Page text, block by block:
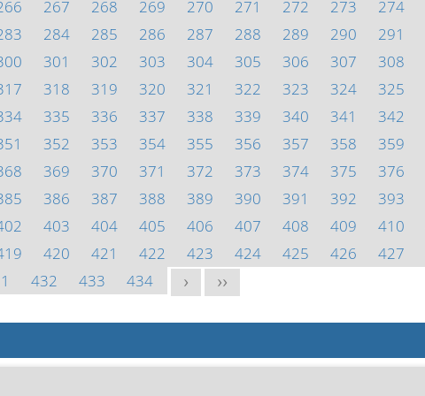
267 268 269 270 271 272 273 274
284 285 286 287 288 289 290 291
301 302 303 304 305 306 307 308
318 319 320 321 322 323 324 325
335 336 337 338 339 340 341 342
352 353 354 355 356 357 358 359
369 370 371 372 373 374 375 376
386 387 388 389 390 391 392 393
403 404 405 406 407 408 409 410
420 421 422 423 424 425 426 427
432 433 434 > >>